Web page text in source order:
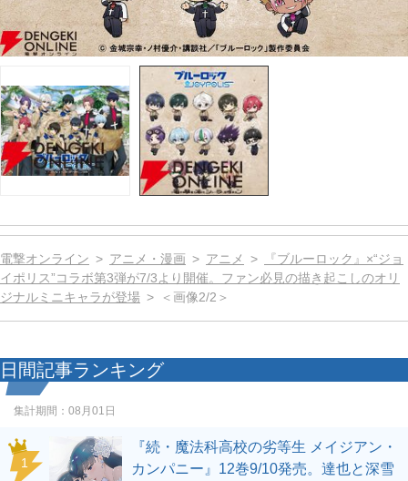
電撃オンライン アニメ・漫画 アニメ
『ブルーロック』×“ジョ
イポリス”コラボ第3弾が7/3より開催。ファン必見の描き起こしのオリ
ジナルミニキャラが登場
＜画像2/2＞
日間記事ランキング
集計期間： 08月01日
1
『続・魔法科高校の劣等生 メイジアン・
カンパニー』12巻9/10発売。達也と深雪